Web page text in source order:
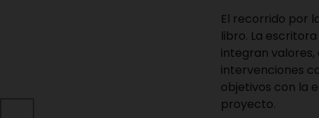
El recorrido por
libro. La
integran
intervenciones
objetivos con la
proyecto.